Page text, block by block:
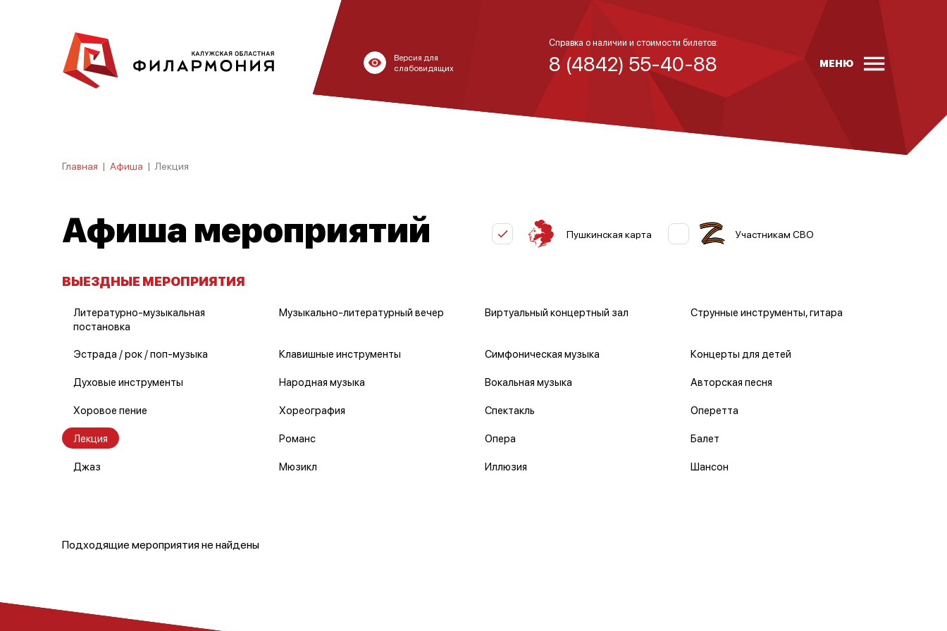
Версия для
слабовидящих
Справка о наличии и стоимости билетов:
8 (4842) 55-40-88 МЕНЮ
Главная | Афиша | Лекция
Афиша мероприятий
ВЫЕЗДНЫЕ МЕРОПРИЯТИЯ
Пушкинская карта Участникам СВО
Литературно-музыкальная
постановка
Музыкально-литературный вечер Виртуальный концертный зал Струнные инструменты, гитара
Эстрада / рок / поп-музыка Клавишные инструменты Симфоническая музыка
Концерты для детей
Духовые инструменты
Народная музыка Вокальная музыка
Авторская песня
Хоровое пение
Хореография Спектакль
Оперетта
Лекция
Романс Опера
Балет
Джаз
Мюзикл Иллюзия Шансон
Подходящие мероприятия не найдены